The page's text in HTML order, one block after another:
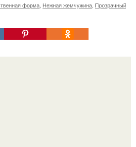
форма Нежная жемчужина Прозрачный